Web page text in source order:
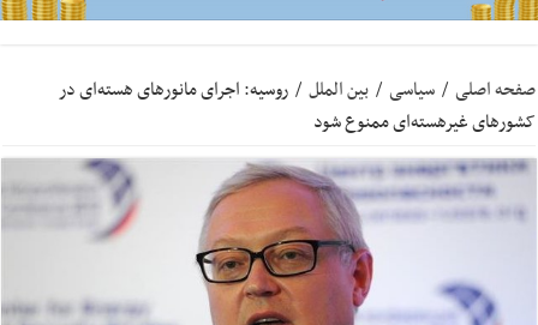
صفحه اصلی / سیاسی / بین الملل / روسیه: اجرای مانورهای هسته‌ای در
کشورهای غیرهسته‌ای ممنوع شود